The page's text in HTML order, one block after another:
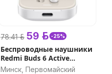
78.41 р. 59 р. -25%
Беспроводные наушники
Redmi Buds 6 Active
(белый)
Минск, Первомайский